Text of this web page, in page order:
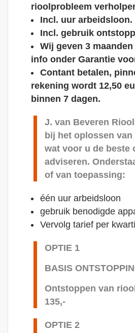
rioolprobleem
Incl. uur arbeidsloon.
Incl. gebruik
Wij geven 3
info onder Garantie
Contant betalen,
rekening wordt 12,50
binnen 7 dagen.
J. van Beveren
bij het oplossen
wat voor u de beste
adviseren.
of van toepassing:
één uur arbeidsloon
gebruik benodigde
Vervolg tarief per
OPTIE 1
BASIS
Ontstoppen van
135,-
OPTIE 2